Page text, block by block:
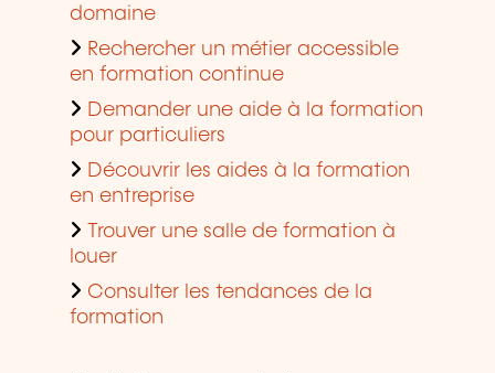
domaine
Rechercher un métier accessible
en formation continue
Demander une aide à la formation
pour particuliers
Découvrir les aides à la formation
en entreprise
Trouver une salle de formation à
louer
Consulter les tendances de la
formation